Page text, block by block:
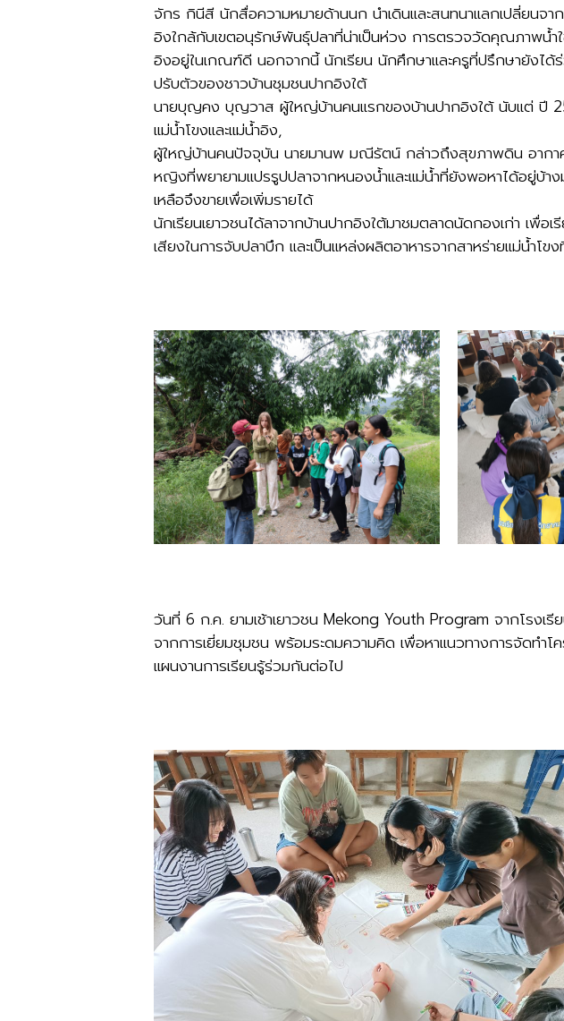
จักร กินีสี นักสื่อความหมายด้านนก นำเดินและสนทนาแลกเปลี่ยนจา
อิงใกล้กับเขตอนุรักษ์พันธุ์ปลาที่น่าเป็นห่วง การตรวจวัดคุณภาพน้ำใ
อิงอยู่ในเกณฑ์ดี นอกจากนี้ นักเรียน นักศึกษาและครูที่ปรึกษายังได้
ปรับตัวของชาวบ้านชุมชนปากอิงใต้
นายบุญคง บุญวาส ผู้ใหญ่บ้านคนแรกของบ้านปากอิงใต้ นับแต่ ปี
แม่น้ำโขงและแม่น้ำอิง,
ผู้ใหญ่บ้านคนปัจจุบัน นายมานพ มณีรัตน์ กล่าวถึงสุขภาพดิน อากา
หญิงที่พยายามแปรรูปปลาจากหนองน้ำและแม่น้ำที่ยังพอหาได้อยู่บ้า
เหลือจึงขายเพื่อเพิ่มรายได้
นักเรียนเยาวชนได้ลาจากบ้านปากอิงใต้มาชมตลาดนัดกองเก่า เพื่
เสียงในการจับปลาบึก และเป็นแหล่งผลิตอาหารจากสาหร่ายแม่น้ำโข
วันที่ 6 ก.ค. ยามเช้าเยาวชน Mekong Youth Program จากโรงเ
จากการเยี่ยมชุมชน พร้อมระดมความคิด เพื่อหาแนวทางการจัดทำ
แผนงานการเรียนรู้ร่วมกันต่อไป